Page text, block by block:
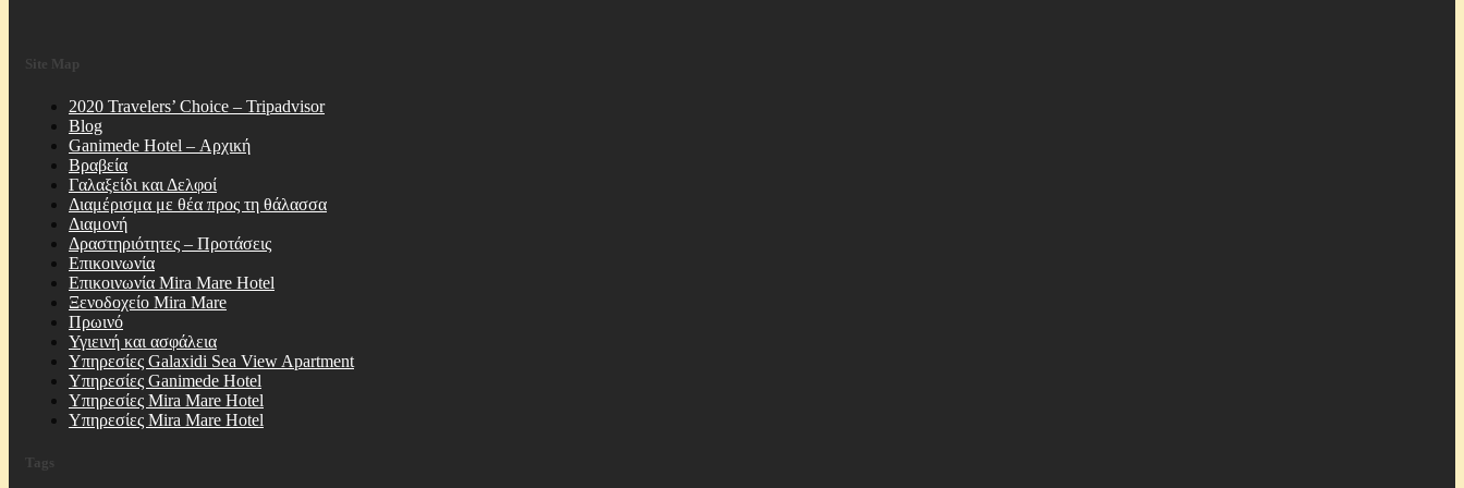
Site Map
2020 Travelers’ Choice – Tripadvisor
Blog
Ganimede Hotel – Αρχική
Βραβεία
Γαλαξείδι και Δελφοί
Διαμέρισμα με θέα προς τη θάλασσα
Διαμονή
Δραστηριότητες – Προτάσεις
Επικοινωνία
Επικοινωνία Mira Mare Hotel
Ξενοδοχείο Mira Mare
Πρωινό
Υγιεινή και ασφάλεια
Υπηρεσίες Galaxidi Sea View Apartment
Υπηρεσίες Ganimede Hotel
Υπηρεσίες Mira Mare Hotel
Υπηρεσίες Mira Mare Hotel
Tags